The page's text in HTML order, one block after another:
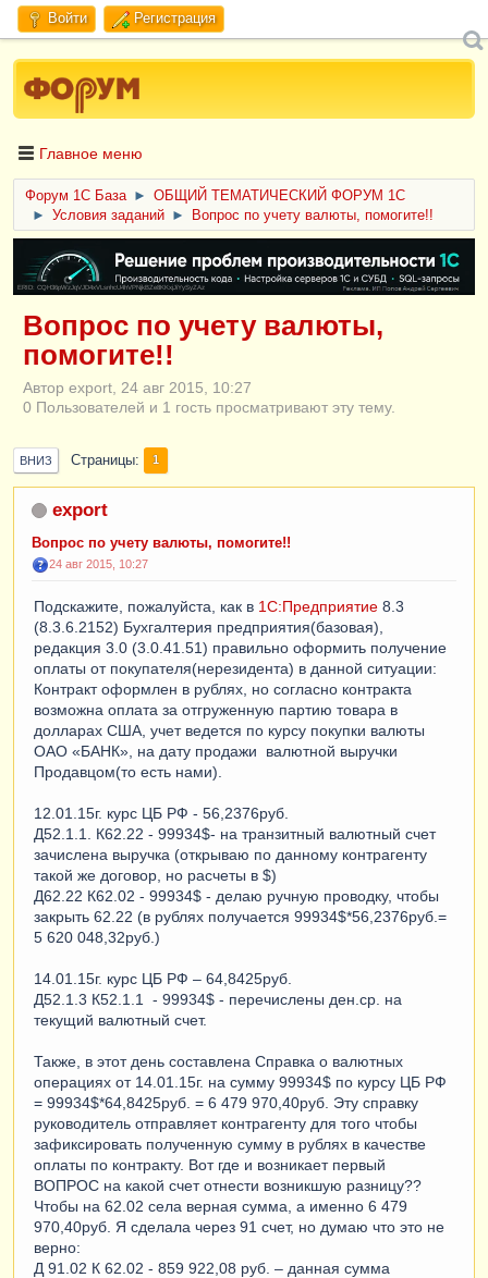
Войти Регистрация
Главное меню
Форум 1C База ►
ОБЩИЙ ТЕМАТИЧЕСКИЙ ФОРУМ 1С
►
Условия заданий ► Вопрос по учету валюты, помогите!!
ERID: CQH36pWzJqVJD4xVLsnhcU4hVPNjkBZe8KKxjJiYySyZAz
Вопрос по учету валюты,
помогите!!
Автор export, 24 авг 2015, 10:27
0 Пользователей и 1 гость просматривают эту тему.
ВНИЗ Страницы 1
export
Вопрос по учету валюты, помогите!!
24 авг 2015, 10:27
Подскажите, пожалуйста, как в 1С:Предприятие 8.3
(8.3.6.2152) Бухгалтерия предприятия(базовая),
редакция 3.0 (3.0.41.51) правильно оформить получение
оплаты от покупателя(нерезидента) в данной ситуации:
Контракт оформлен в рублях, но согласно контракта
возможна оплата за отгруженную партию товара в
долларах США, учет ведется по курсу покупки валюты
ОАО «БАНК», на дату продажи валютной выручки
Продавцом(то есть нами).
12.01.15г. курс ЦБ РФ - 56,2376руб.
Д52.1.1. К62.22 - 99934$- на транзитный валютный счет
зачислена выручка (открываю по данному контрагенту
такой же договор, но расчеты в $)
Д62.22 К62.02 - 99934$ - делаю ручную проводку, чтобы
закрыть 62.22 (в рублях получается 99934$*56,2376руб.=
5 620 048,32руб.)
14.01.15г. курс ЦБ РФ – 64,8425руб.
Д52.1.3 К52.1.1 - 99934$ - перечислены ден.ср. на
текущий валютный счет.
Также, в этот день составлена Справка о валютных
операциях от 14.01.15г. на сумму 99934$ по курсу ЦБ РФ
= 99934$*64,8425руб. = 6 479 970,40руб. Эту справку
руководитель отправляет контрагенту для того чтобы
зафиксировать полученную сумму в рублях в качестве
оплаты по контракту. Вот где и возникает первый
ВОПРОС на какой счет отнести возникшую разницу??
Чтобы на 62.02 села верная сумма, а именно 6 479
970,40руб. Я сделала через 91 счет, но думаю что это не
верно:
Д 91.02 К 62.02 - 859 922,08 руб. – данная сумма